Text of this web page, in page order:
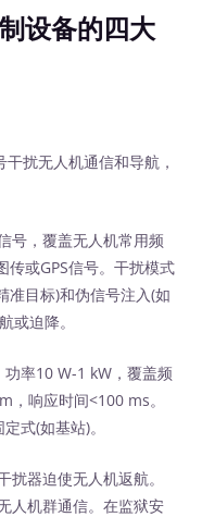
设备的四大
扰无人机通信和导航，
号，覆盖无人机常用频
传或GPS信号。干扰模式
准目标)和伪信号注入(如
或迫降。
率10 W-1 kW，覆盖频
，响应时间<100 ms。
式(如基站)。
扰器迫使无人机返航。
人机群通信。在监狱安